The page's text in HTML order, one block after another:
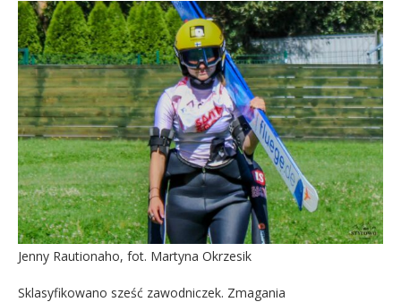
Jenny Rautionaho, fot. Martyna Okrzesik
Sklasyfikowano sześć zawodniczek. Zmagania